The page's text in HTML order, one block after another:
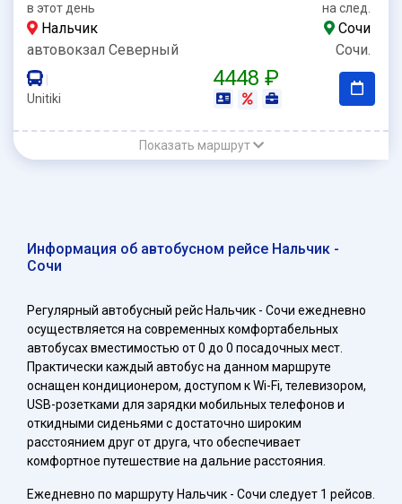
в этот день на след.
Нальчик
Сочи
автовокзал Северный
Сочи.
Unitiki
4448 ₽
Показать маршрут
Информация об автобусном рейсе Нальчик -
Сочи
Регулярный автобусный рейс Нальчик - Сочи ежедневно
осуществляется на современных комфортабельных
автобусах вместимостью от 0 до 0 посадочных мест.
Практически каждый автобус на данном маршруте
оснащен кондиционером, доступом к Wi-Fi, телевизором,
USB-розетками для зарядки мобильных телефонов и
откидными сиденьями с достаточно широким
расстоянием друг от друга, что обеспечивает
комфортное путешествие на дальние расстояния.
Ежедневно по маршруту Нальчик - Сочи следует 1 рейсов.